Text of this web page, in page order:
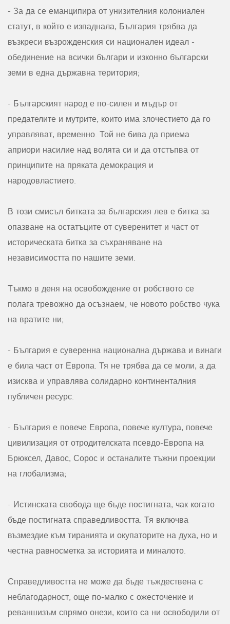
- За да се еманципира от унизителния колониален
статут, в който е изпаднала, България трябва да
възкреси възрожденския си национален идеал -
обединение на всички българи и изконно български
земи в една държавна територия;
- Българският народ е по-силен и мъдър от
предателите и мутрите, които има злочестието да го
управляват, временно. Той не бива да приема
априори насилие над волята си и да отстъпва от
принципите на пряката демокрация и
народовластието.
В този смисъл битката за българския лев е битка за
опазване на остатъците от суверенитет и част от
историческата битка за съхраняване на
независимостта по нашите земи.
Тъкмо в деня на освобождение от робството се
полага тревожно да осъзнаем, че новото робство чука
на вратите ни;
- България е суверенна национална държава и винаги
е била част от Европа. Тя не трябва да се моли, а да
изисква и управлява солидарно континенталния
публичен ресурс.
- България е повече Европа, повече култура, повече
цивилизация от отродителската псевдо-Европа на
Брюксел, Давос, Сорос и останалите тъжни проекции
на глобализма;
- Истинската свобода ще бъде постигната, чак когато
бъде постигната справедливостта. Тя включва
възмездие към тиранията и окупаторите на духа, но и
честна равносметка за историята и миналото.
Справедливостта не може да бъде тъждествена с
неблагодарност, още по-малко с ожесточение и
реваншизъм спрямо онези, които са ни освободили от